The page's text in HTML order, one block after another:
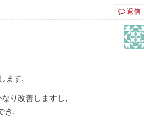
返信
ます.
り改善しますし,
き,